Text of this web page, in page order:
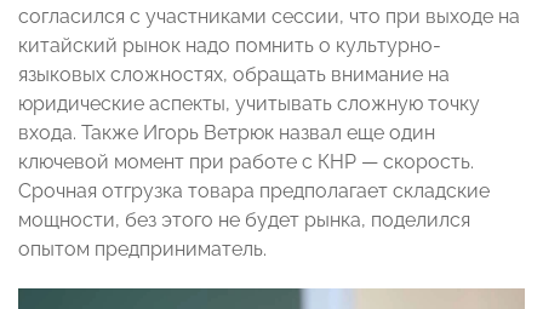
согласился с участниками сессии, что при выходе на
китайский рынок надо помнить о культурно-
языковых сложностях, обращать внимание на
юридические аспекты, учитывать сложную точку
входа. Также Игорь Ветрюк назвал еще один
ключевой момент при работе с КНР — скорость.
Срочная отгрузка товара предполагает складские
мощности, без этого не будет рынка, поделился
опытом предприниматель.